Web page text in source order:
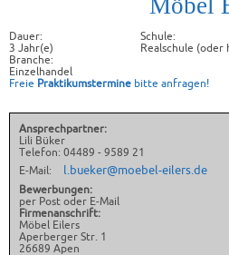
Möbel
Dauer:
3 Jahr(e)
Schule:
Realschule (oder
Branche:
Einzelhandel
Freie Praktikumstermine bitte anfragen!
Ansprechpartner:
Lili Büker
Telefon: 04489 - 9589 21
E-Mail:
l.bueker@moebel-eilers.de
Bewerbungen:
per Post oder E-Mail
Firmenanschrift:
Möbel Eilers
Aperberger Str. 1
26689 Apen